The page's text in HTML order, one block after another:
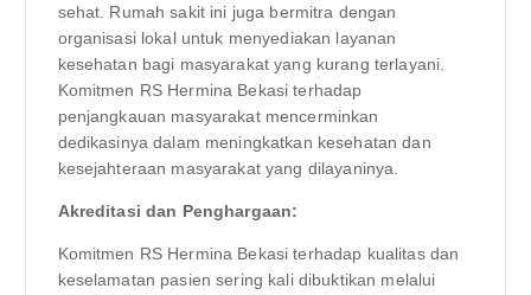
sehat. Rumah sakit ini juga bermitra dengan
organisasi lokal untuk menyediakan layanan
kesehatan bagi masyarakat yang kurang terlayani.
Komitmen RS Hermina Bekasi terhadap
penjangkauan masyarakat mencerminkan
dedikasinya dalam meningkatkan kesehatan dan
kesejahteraan masyarakat yang dilayaninya.
Akreditasi dan Penghargaan:
Komitmen RS Hermina Bekasi terhadap kualitas dan
keselamatan pasien sering kali dibuktikan melalui